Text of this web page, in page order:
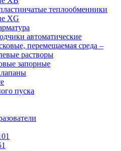
теплообменники
ХG
автоматические
перемещаемая среда –
растворы
запорные
пуска